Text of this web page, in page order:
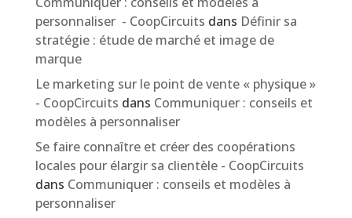
personnaliser - CoopCircuits dans Définir sa
stratégie : étude de marché et image de
marque
Le marketing sur le point de vente « physique »
- CoopCircuits dans Communiquer : conseils et
modèles à personnaliser
Se faire connaître et créer des coopérations
locales pour élargir sa clientèle - CoopCircuits
dans Communiquer : conseils et modèles à
personnaliser